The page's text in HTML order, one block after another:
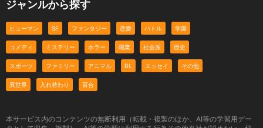
ジャンルから探す
ヒューマン SF ファンタジー 恋愛 バトル 学園
コメディ ミステリー ホラー 職業 社会派 歴史
スポーツ ファミリー アニマル BL エッセイ その他
異世界 入れ替わり 百合
本サービス内のコンテンツの無断利用（転載・複製のほか、AI等の学習用デー